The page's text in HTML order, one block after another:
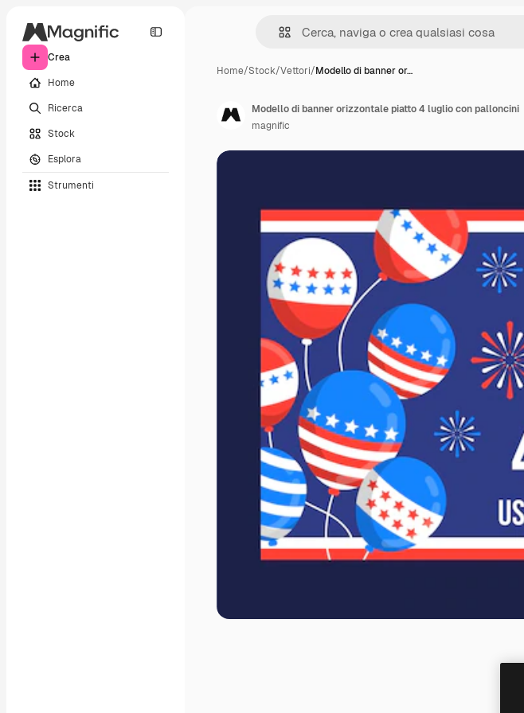
Crea
Home
Ricerca
Stock
Esplora
Strumenti
Home/Stock/Vettori/Modello di banner or…
Modello di banner orizzontale piatto 4 luglio con palloncini
magnific